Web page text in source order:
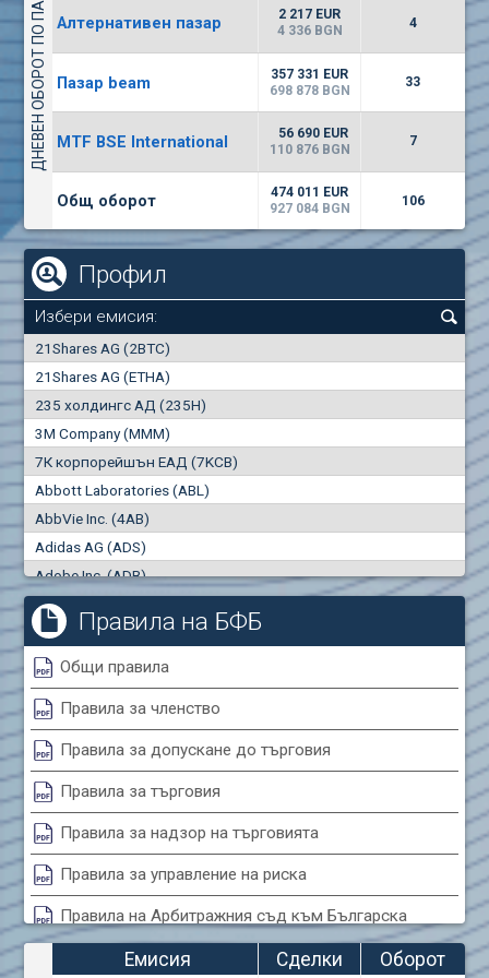
(WISR) Уайзър технолоджи
-2.81% 1 7300
3 3835BGN
0 5900EUR
1539
25817
ДНЕВЕН ОБОРОТ ПО ПАЗАРИ Алтернативен пазар
2 217 EUR
4 336 BGN
4
Пазар beam
357 331 EUR
698 878 BGN
33
MTF BSE International
56 690 EUR
110 876 BGN
7
Общ оборот
474 011 EUR
927 084 BGN
106
Профил
Избери емисия:
21Shares AG (2BTC)
21Shares AG (ETHA)
235 холдингс АД (235H)
3M Company (MMM)
7К корпорейшън ЕАД (7KCB)
Abbott Laboratories (ABL)
AbbVie Inc. (4AB)
Adidas AG (ADS)
Adobe Inc. (ADB)
Advanced Micro Devices Inc. (AMD)
Agrana Beteiligungs AG (AGB2)
Air Canada Inc. (ADH2)
Air France (AFR0)
Air Liquide SA (AIL)
Airbus SE (AIR)
Aixtron SE (AIXA)
Algonquin Power & Utilities Corp (751)
Alibaba Group Holding Ltd. (AHLA)
Allianz SE (ALV)
Alphabet Inc. (ABEA)
Alphabet Inc. (ABEC)
Altria Group Inc. (PHM7)
Amazon.com Inc. (AMZ)
0000
0.000
Най-добра
"купува"
0
Най-добра
0
Сделки
0
Оборот (евро)
0
Правила на БФБ
Общи правила
Правила за членство
Правила за допускане до търговия
Правила за търговия
Правила за надзор на търговията
Правила за управление на риска
Правила на Арбитражния съд към Българска
фондова борса
Емисия Сделки
Оборот